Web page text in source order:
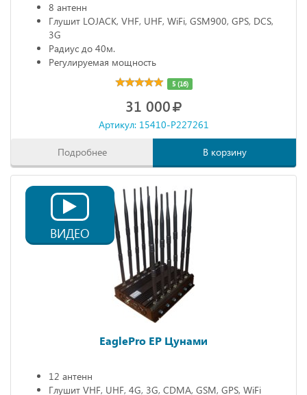
8 антенн
Глушит LOJACK, VHF, UHF, WiFi, GSM900, GPS, DCS,
3G
Радиус до 40м.
Регулируемая мощность
5 (16)
31 000
Артикул: 15410-P227261
Подробнее В корзину
ВИДЕО
EaglePro EP Цунами
12 антенн
Глушит VHF, UHF, 4G, 3G, CDMA, GSM, GPS, WiFi